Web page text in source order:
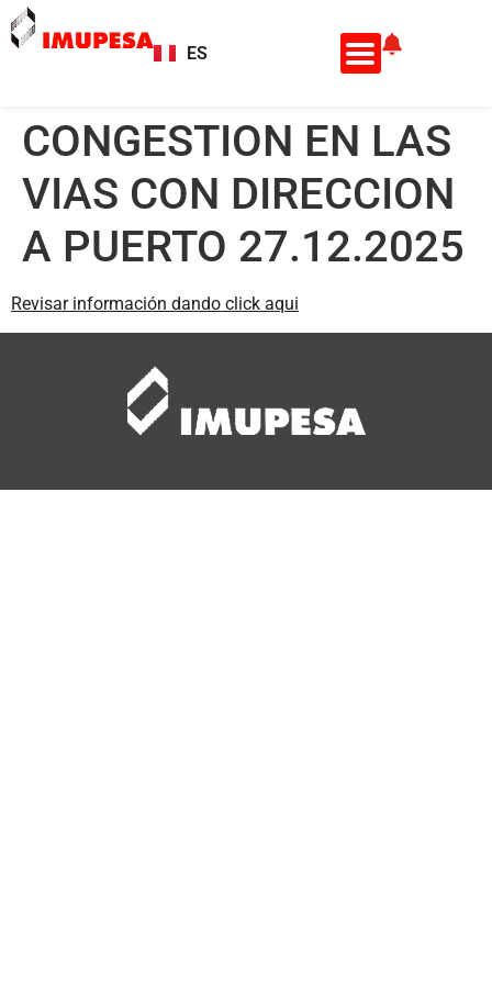
ES
EN
CONGESTION EN LAS
VIAS CON DIRECCION
A PUERTO 27.12.2025
Revisar información dando click aqui